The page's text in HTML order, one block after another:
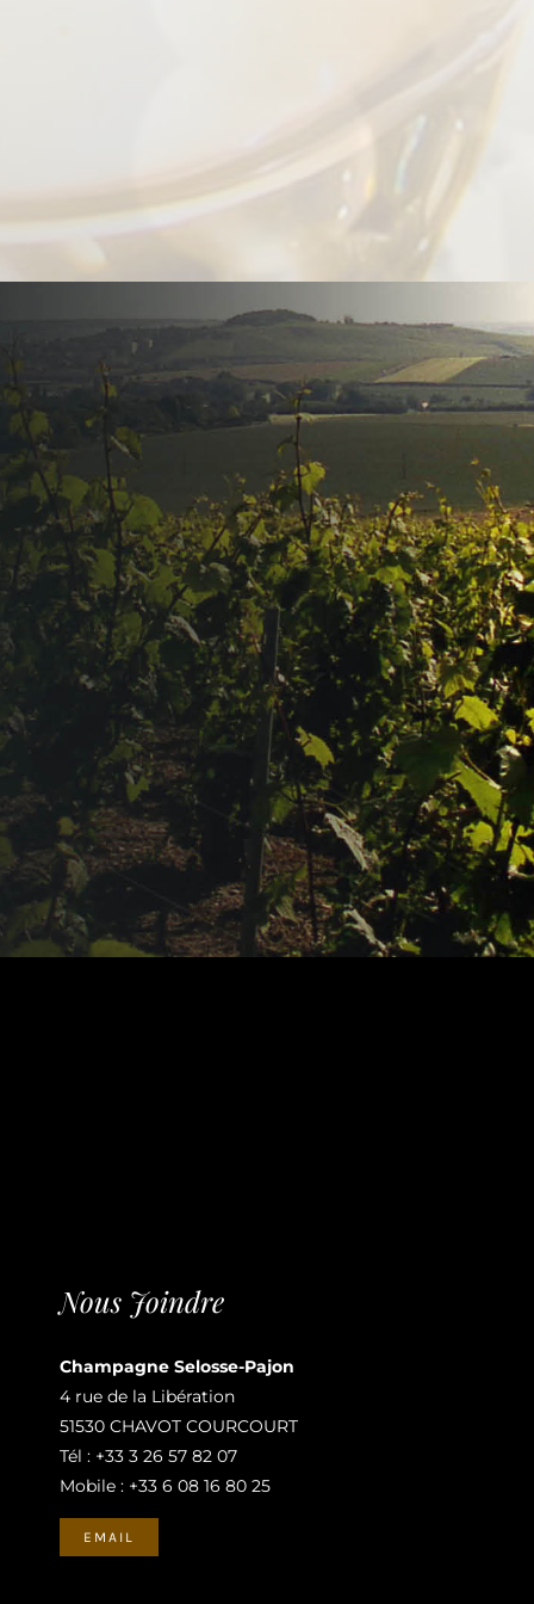
Nous Joindre
Champagne Selosse-Pajon
4 rue de la Libération
51530 CHAVOT COURCOURT
Tél : +33 3 26 57 82 07
Mobile : +33 6 08 16 80 25
EMAIL